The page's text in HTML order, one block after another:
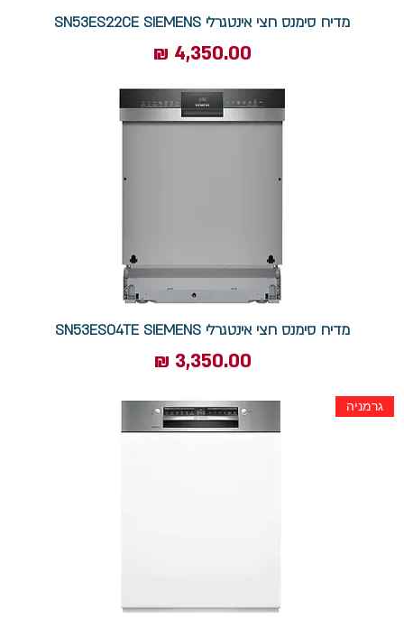
מדיח סימנס חצי אינטגרלי SN53ES22CE SIEMENS​​​​​​​
מחיר
מדיח סימנס חצי אינטגרלי SN53ES04TE SIEMENS​​​​​​​
מחיר
גרמניה